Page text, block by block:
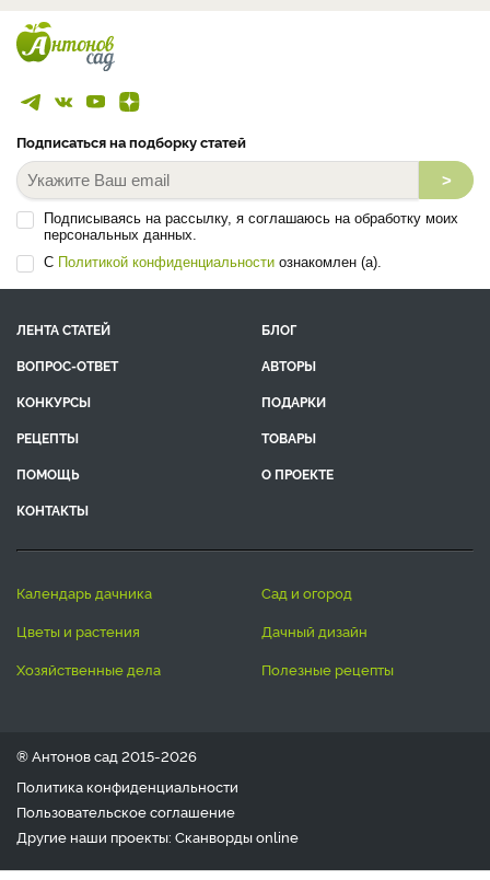
Подписаться на подборку статей
>
Подписываясь на рассылку, я соглашаюсь на обработку моих
персональных данных.
С Политикой конфиденциальности ознакомлен (а).
ЛЕНТА СТАТЕЙ
БЛОГ
ВОПРОС-ОТВЕТ
АВТОРЫ
КОНКУРСЫ
ПОДАРКИ
РЕЦЕПТЫ
ТОВАРЫ
ПОМОЩЬ
О ПРОЕКТЕ
КОНТАКТЫ
календарь дачника
сад и огород
цветы и растения
дачный дизайн
хозяйственные дела
полезные рецепты
® Антонов сад 2015-2026
Политика конфиденциальности
Пользовательское соглашение
Другие наши проекты: Сканвордыonline